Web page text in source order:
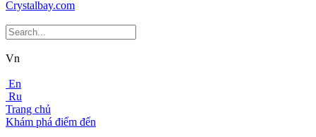
Vn
En
Ru
Trang chủ
Khám phá điểm đến